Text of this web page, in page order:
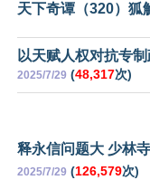
天下奇谭（320）狐
以天赋人权对抗专
2025/7/29 (48,317次)
释永信问题大 少林
2025/7/29 (126,579次)